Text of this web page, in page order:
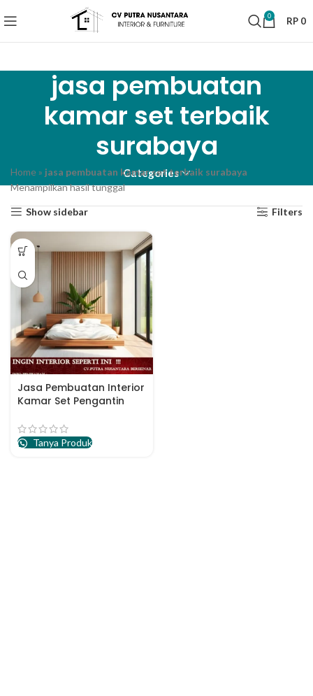
0 RP 0
jasa pembuatan
kamar set terbaik
surabaya
Categories
Home» jasa pembuatan kamar set terbaik surabaya
Menampilkan hasil tunggal
Show sidebar Filters
Jasa Pembuatan Interior
Kamar Set Pengantin
Tanya Produk